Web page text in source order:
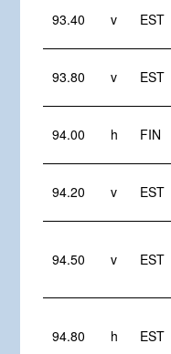
93.40 v EST
93.80 v EST
94.00 h FIN
94.20 v EST
94.50 v EST
94.80 h EST